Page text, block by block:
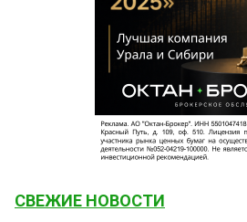
СВЕЖИЕ НОВОСТИ